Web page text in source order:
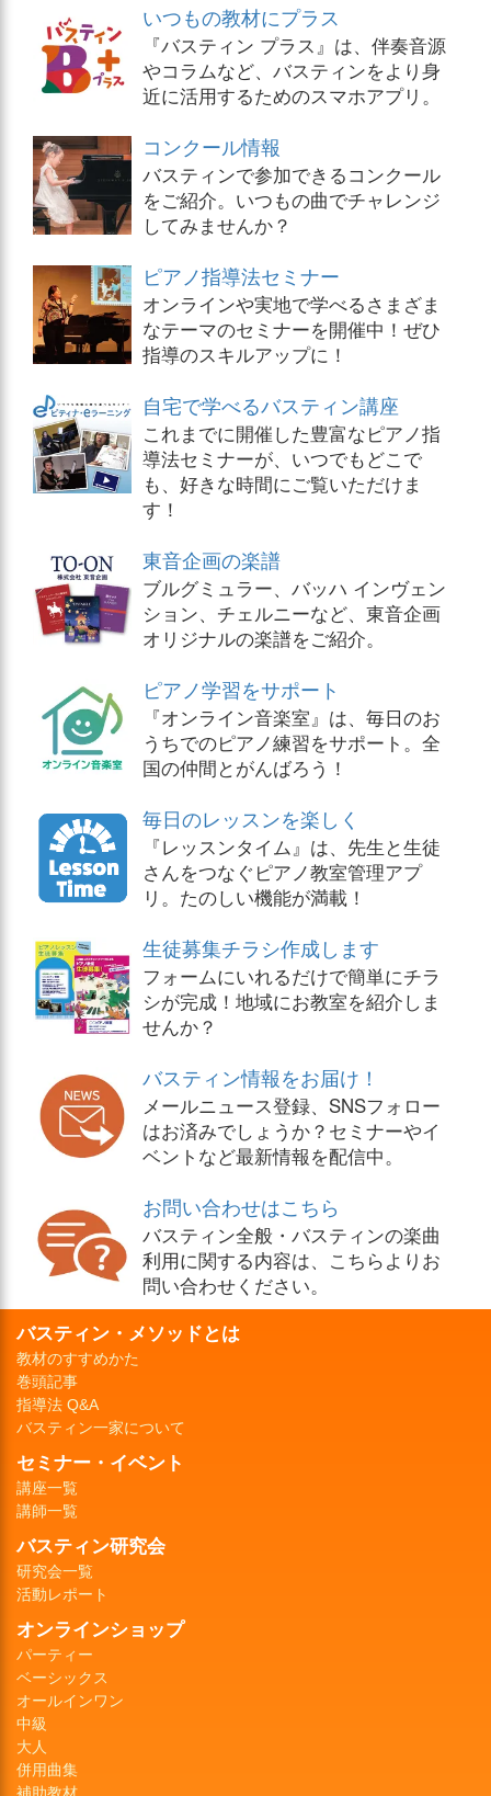
いつもの教材にプラス
『バスティン プラス』は、伴奏音源
やコラムなど、バスティンをより身
近に活用するためのスマホアプリ。
コンクール情報
バスティンで参加できるコンクール
をご紹介。いつもの曲でチャレンジ
してみませんか？
ピアノ指導法セミナー
オンラインや実地で学べるさまざま
なテーマのセミナーを開催中！ぜひ
指導のスキルアップに！
自宅で学べるバスティン講座
これまでに開催した豊富なピアノ指
導法セミナーが、いつでもどこで
も、好きな時間にご覧いただけま
す！
東音企画の楽譜
ブルグミュラー、バッハ インヴェン
ション、チェルニーなど、東音企画
オリジナルの楽譜をご紹介。
ピアノ学習をサポート
『オンライン音楽室』は、毎日のお
うちでのピアノ練習をサポート。全
国の仲間とがんばろう！
毎日のレッスンを楽しく
『レッスンタイム』は、先生と生徒
さんをつなぐピアノ教室管理アプ
リ。たのしい機能が満載！
生徒募集チラシ作成します
フォームにいれるだけで簡単にチラ
シが完成！地域にお教室を紹介しま
せんか？
バスティン情報をお届け！
メールニュース登録、SNSフォロー
はお済みでしょうか？セミナーやイ
ベントなど最新情報を配信中。
お問い合わせはこちら
バスティン全般・バスティンの楽曲
利用に関する内容は、こちらよりお
問い合わせください。
バスティン・メソッドとは
教材のすすめかた
巻頭記事
指導法 Q&A
バスティン一家について
セミナー・イベント
講座一覧
講師一覧
バスティン研究会
研究会一覧
活動レポート
オンラインショップ
パーティー
ベーシックス
オールインワン
中級
大人
併用曲集
補助教材